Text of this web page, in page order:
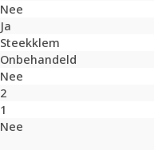
Nee
Ja
Steekklem
Onbehandeld
Nee
2
1
Nee